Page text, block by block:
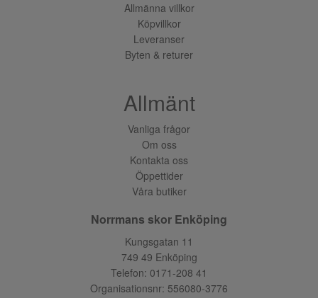
Allmänna villkor
Köpvillkor
Leveranser
Byten & returer
Allmänt
Vanliga frågor
Om oss
Kontakta oss
Öppettider
Våra butiker
Norrmans skor Enköping
Kungsgatan 11
749 49 Enköping
Telefon: 0171-208 41
Organisationsnr: 556080-3776